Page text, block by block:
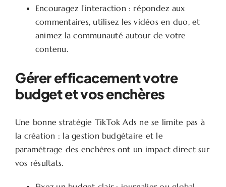
Encouragez l’interaction : répondez aux
commentaires, utilisez les vidéos en duo, et
animez la communauté autour de votre
contenu.
Gérer efficacement votre
budget et vos enchères
Une bonne stratégie TikTok Ads ne se limite pas à
la création : la gestion budgétaire et le
paramétrage des enchères ont un impact direct sur
vos résultats.